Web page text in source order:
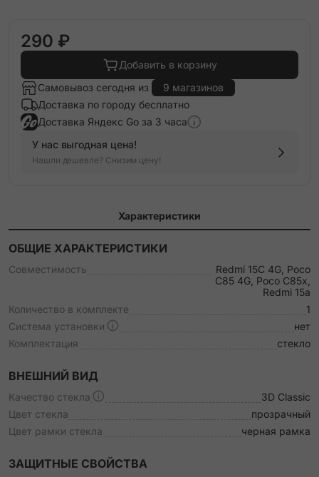
290 ₽
Добавить в корзину
Самовывоз сегодня из
9 магазинов
Доставка по городу бесплатно
Доставка Яндекс Go за 3 часа
У нас выгодная цена!
Нашли дешевле? Снизим цену!
Характеристики
ОБЩИЕ ХАРАКТЕРИСТИКИ
Совместимость
Redmi 15C 4G, Poco
C85 4G, Poco C85x,
Redmi 15a
Количество в комплекте
1
Система установки
нет
Комплектация
стекло
ВНЕШНИЙ ВИД
Качество стекла
3D Classic
Цвет стекла
прозрачный
Цвет рамки стекла
черная рамка
ЗАЩИТНЫЕ СВОЙСТВА